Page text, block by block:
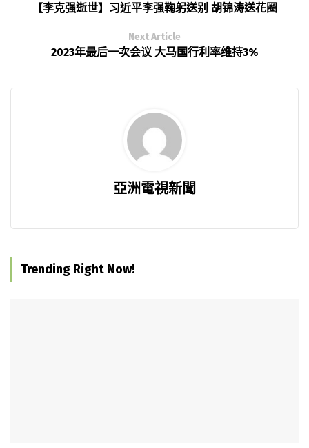
【李克强逝世】习近平李强鞠躬送别 胡锦涛送花圈
Next Article
2023年最后一次会议 大马国行利率维持3%
亞洲電視新聞
Trending Right Now!